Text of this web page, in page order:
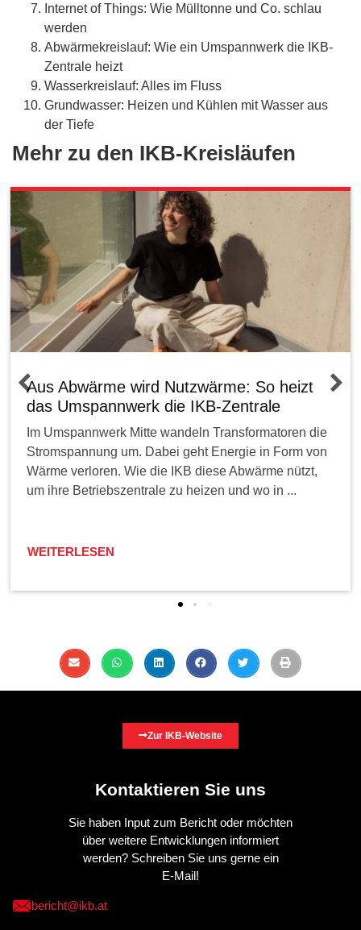
Internet of Things: Wie Mülltonne und Co. schlau
werden
Abwärmekreislauf: Wie ein Umspannwerk die IKB-
Zentrale heizt
Wasserkreislauf: Alles im Fluss
Grundwasser: Heizen und Kühlen mit Wasser aus
der Tiefe
Mehr zu den IKB-Kreisläufen
Aus Abwärme wird Nutzwärme: So heizt
das Umspannwerk die IKB-Zentrale
Im Umspannwerk Mitte wandeln Transformatoren die
Stromspannung um. Dabei geht Energie in Form von
Wärme verloren. Wie die IKB diese Abwärme nützt,
um ihre Betriebszentrale zu heizen und wo in ...
WEITERLESEN
Zur IKB-Website
Kontaktieren Sie uns
Sie haben Input zum Bericht oder möchten
über weitere Entwicklungen informiert
werden? Schreiben Sie uns gerne ein
E-Mail!
bericht@ikb.at